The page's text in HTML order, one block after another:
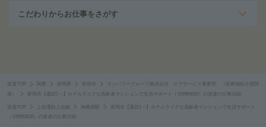
こだわりからお仕事をさがす
派遣TOP 群馬県
マンパワーグループ株式会社 ケアサービス事業部 （医療福祉介護関
連）
富岡市【週2日～】ホテルライクな高齢者マンションで生活サポート（109993632）の派遣の仕事詳細
派遣TOP 上信電鉄上信線 神農原駅
富岡市【週2日～】ホテルライクな高齢者マンションで生活サポート
（109993632）の派遣の仕事詳細